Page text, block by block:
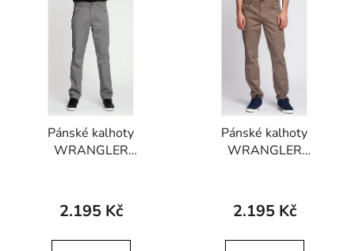
Pánské kalhoty
WRANGLER
STRETCH Iron Grey
2.195 Kč
Pánské kalhoty
WRANGLER
STRETCH Chinchilla
2.195 Kč